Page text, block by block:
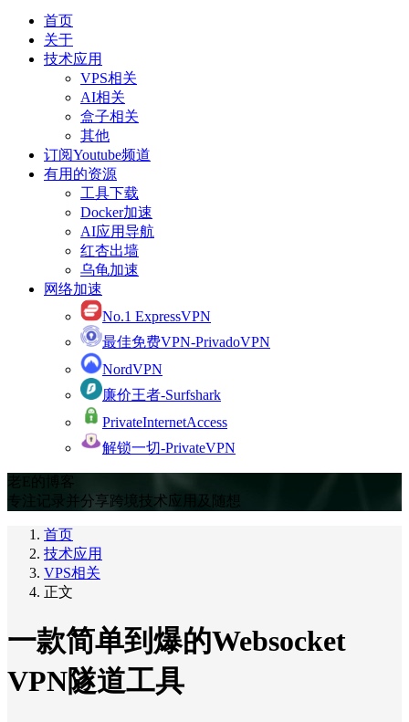
首页
关于
技术应用
VPS相关
AI相关
盒子相关
其他
订阅Youtube频道
有用的资源
工具下载
Docker加速
AI应用导航
红杏出墙
乌龟加速
网络加速
No.1 ExpressVPN
最佳免费VPN-PrivadoVPN
NordVPN
廉价王者-Surfshark
PrivateInternetAccess
解锁一切-PrivateVPN
老E的博客
专注记录并分享跨境技术应用及随想
首页
技术应用
VPS相关
正文
一款简单到爆的Websocket
VPN隧道工具